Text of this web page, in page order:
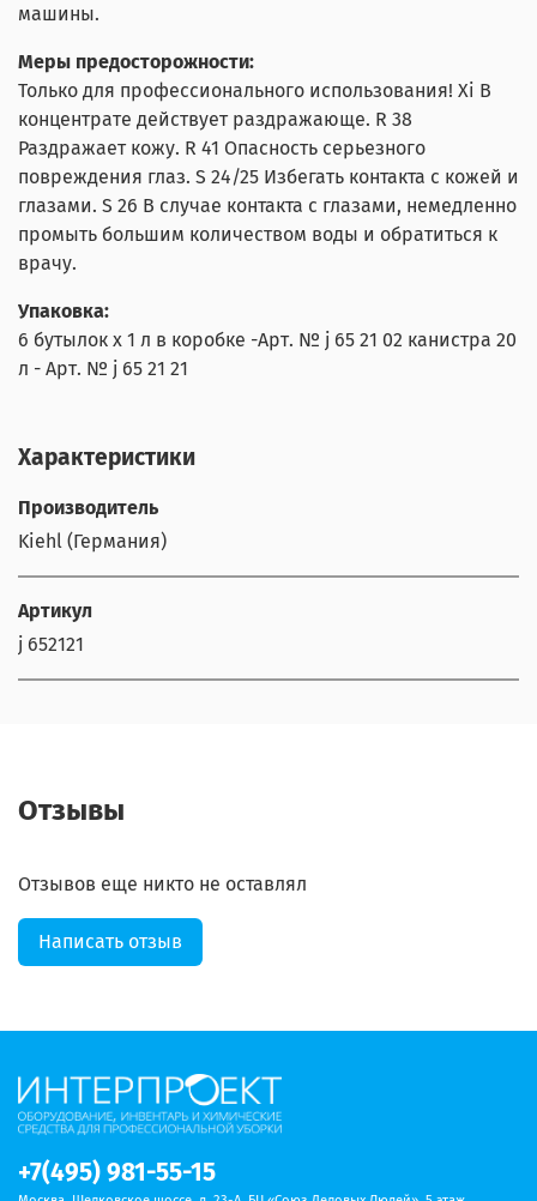
машины.
Меры предосторожности:
Только для профессионального использования! Xi В
концентрате действует раздражающе. R 38
Раздражает кожу. R 41 Опасность серьезного
повреждения глаз. S 24/25 Избегать контакта с кожей и
глазами. S 26 В случае контакта с глазами, немедленно
промыть большим количеством воды и обратиться к
врачу.
Упаковка:
6 бутылок х 1 л в коробке -Арт. № j 65 21 02 канистра 20
л - Арт. № j 65 21 21
Характеристики
Производитель
Kiehl (Германия)
Артикул
j 652121
Отзывы
Отзывов еще никто не оставлял
Написать отзыв
+7(495) 981-55-15